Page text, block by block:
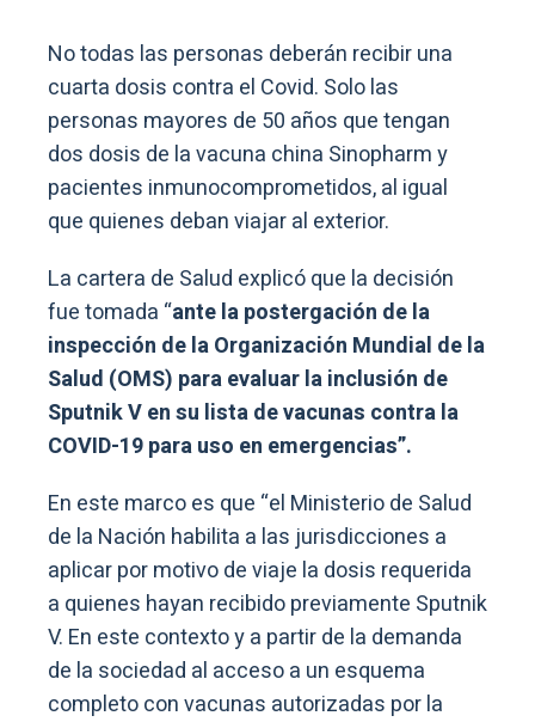
No todas las personas deberán recibir una
cuarta dosis contra el Covid. Solo las
personas mayores de 50 años que tengan
dos dosis de la vacuna china Sinopharm y
pacientes inmunocomprometidos, al igual
que quienes deban viajar al exterior.
La cartera de Salud explicó que la decisión
fue tomada “ante la postergación de la
inspección de la Organización Mundial de la
Salud (OMS) para evaluar la inclusión de
Sputnik V en su lista de vacunas contra la
COVID-19 para uso en emergencias”.
En este marco es que “el Ministerio de Salud
de la Nación habilita a las jurisdicciones a
aplicar por motivo de viaje la dosis requerida
a quienes hayan recibido previamente Sputnik
V. En este contexto y a partir de la demanda
de la sociedad al acceso a un esquema
completo con vacunas autorizadas por la